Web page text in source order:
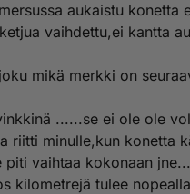
aukaistu konetta
vaihdettu,ei kantta
mikä merkki on
......se ei ole ole
riitti minulle,kun konetta
piti vaihtaa kokonaan
kilometrejä tulee